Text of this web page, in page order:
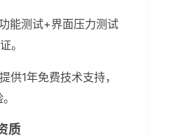
能测试+界面压力测试
。
供1年免费技术支持，
质